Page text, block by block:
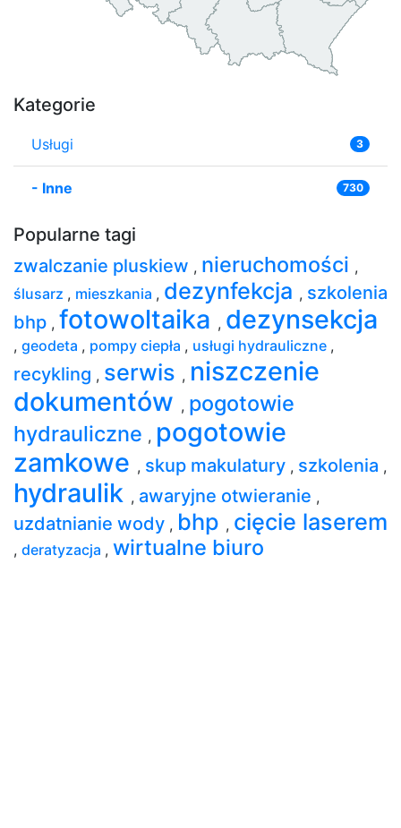
Kategorie
Usługi 3
- Inne 730
Popularne tagi
zwalczanie pluskiew , nieruchomości ,
ślusarz , mieszkania , dezynfekcja , szkolenia
bhp , fotowoltaika , dezynsekcja
, geodeta , pompy ciepła , usługi hydrauliczne ,
recykling , serwis , niszczenie
dokumentów , pogotowie
hydrauliczne , pogotowie
zamkowe , skup makulatury , szkolenia ,
hydraulik , awaryjne otwieranie ,
uzdatnianie wody , bhp , cięcie laserem
, deratyzacja , wirtualne biuro